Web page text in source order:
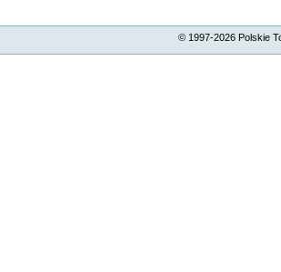
© 1997-2026Polskie